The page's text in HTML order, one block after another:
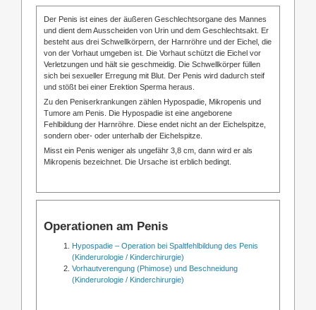
Der Penis ist eines der äußeren Geschlechtsorgane des Mannes
und dient dem Ausscheiden von Urin und dem Geschlechtsakt. Er
besteht aus drei Schwellkörpern, der Harnröhre und der Eichel, die
von der Vorhaut umgeben ist. Die Vorhaut schützt die Eichel vor
Verletzungen und hält sie geschmeidig. Die Schwellkörper füllen
sich bei sexueller Erregung mit Blut. Der Penis wird dadurch steif
und stößt bei einer Erektion Sperma heraus.
Zu den Peniserkrankungen zählen Hypospadie, Mikropenis und
Tumore am Penis. Die Hypospadie ist eine angeborene
Fehlbildung der Harnröhre. Diese endet nicht an der Eichelspitze,
sondern ober- oder unterhalb der Eichelspitze.
Misst ein Penis weniger als ungefähr 3,8 cm, dann wird er als
Mikropenis bezeichnet. Die Ursache ist erblich bedingt.
Operationen am Penis
Hypospadie – Operation bei Spaltfehlbildung des Penis
(Kinderurologie / Kinderchirurgie)
Vorhautverengung (Phimose) und Beschneidung
(Kinderurologie / Kinderchirurgie)